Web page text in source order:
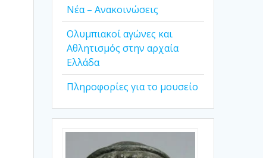
Νέα – Ανακοινώσεις
Ολυμπιακοί αγώνες και
Αθλητισμός στην αρχαία
Ελλάδα
Πληροφορίες για το μουσείο